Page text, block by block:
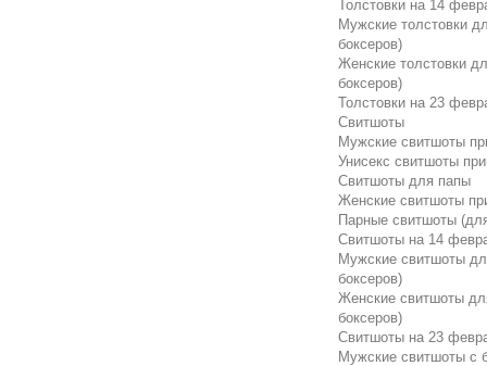
Толстовки на 14
Мужские толстовки
боксеров)
Женские толстовки
боксеров)
Толстовки на 23
Свитшоты
Мужские свитшоты
Унисекс свитшоты
Свитшоты для папы
Женские свитшоты
Парные свитшоты
Свитшоты на 14
Мужские свитшоты
боксеров)
Женские свитшоты
боксеров)
Свитшоты на 23
Мужские свитшоты с